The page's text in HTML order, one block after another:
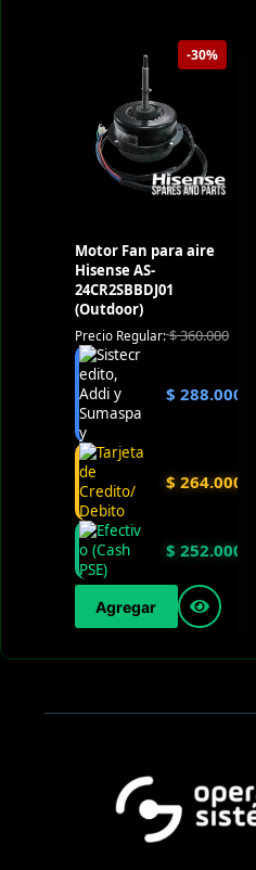
-30%
Motor Fan para aire
Hisense AS-
24CR2SBBDJ01
(Outdoor)
Precio Regular:$360.000
$ 288.000
$ 264.000
$ 252.000
Agregar